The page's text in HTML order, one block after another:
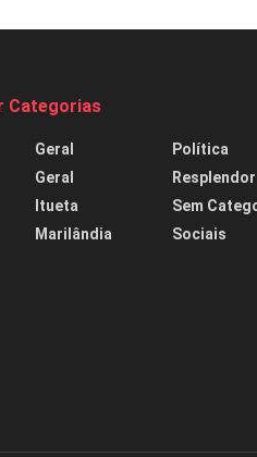
Categorias
Geral
Geral
Itueta
Marilândia
Política
Resplendor
Sem
Sociais